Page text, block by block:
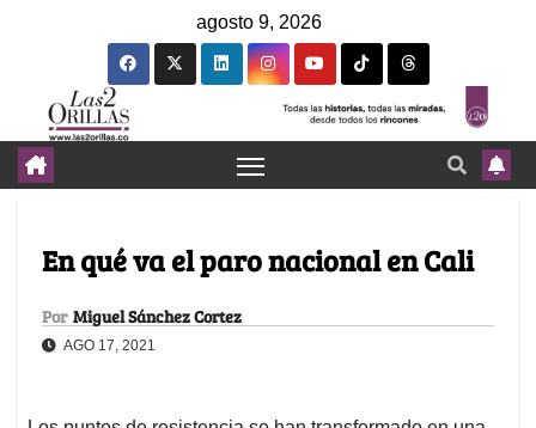
agosto 9, 2026
En qué va el paro nacional en Cali
Por Miguel Sánchez Cortez
AGO 17, 2021